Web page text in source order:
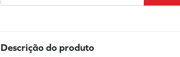
Descrição do produto